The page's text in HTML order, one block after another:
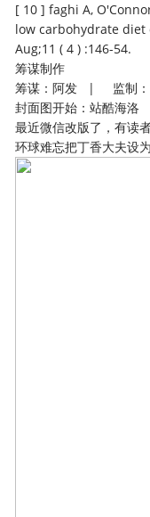
[ 10 ] faghi A,
low carbohydrate
Aug;11 ( 4 ) :146-54.
筹谋制作
筹谋：阿发 | 监制：
封面图开始：站酷海洛
最近微信改版了，有读
环球难忘把丁香大夫设